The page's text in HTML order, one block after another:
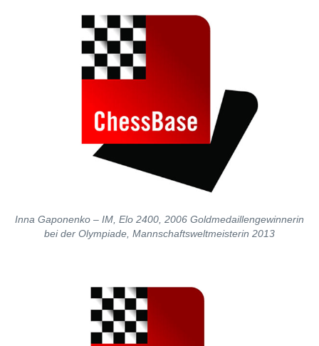
Inna Gaponenko – IM, Elo 2400, 2006 Goldmedaillengewinnerin
bei der Olympiade, Mannschaftsweltmeisterin 2013